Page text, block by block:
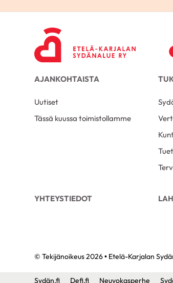
AJANKOHTAISTA
Uutiset
Tässä kuussa toimistollamme
YHTEYSTIEDOT
© Tekijänoikeus 2026 • Etelä-Karjalan
Sydän.fi Defi.fi Neuvokasperhe